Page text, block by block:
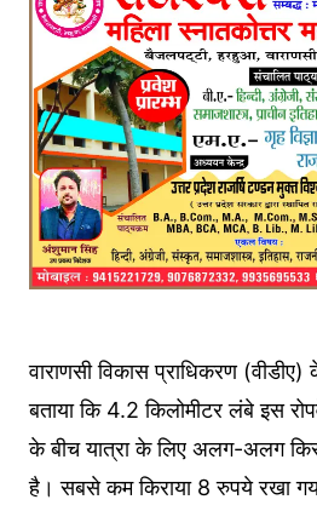
वाराणसी विकास प्राधिकरण (वीडीए)
बताया कि 4.2 किलोमीटर लंबे इस
के बीच यात्रा के लिए अलग-अलग
है। सबसे कम किराया 8 रुपये रखा